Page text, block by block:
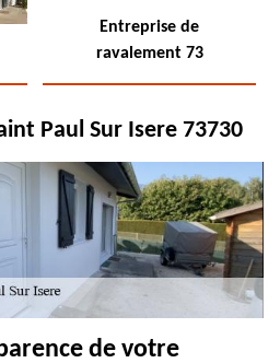
Entreprise de
ravalement 73
Paul Sur Isere 73730
de votre